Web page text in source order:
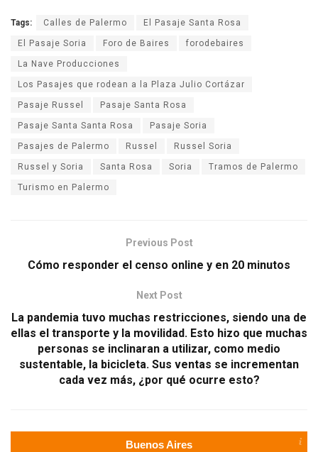
Tags: Calles de Palermo El Pasaje Santa Rosa
El Pasaje Soria Foro de Baires forodebaires
La Nave Producciones
Los Pasajes que rodean a la Plaza Julio Cortázar
Pasaje Russel Pasaje Santa Rosa
Pasaje Santa Santa Rosa Pasaje Soria
Pasajes de Palermo Russel Russel Soria
Russel y Soria Santa Rosa Soria Tramos de Palermo
Turismo en Palermo
Previous Post
Cómo responder el censo online y en 20 minutos
Next Post
La pandemia tuvo muchas restricciones, siendo una de
ellas el transporte y la movilidad. Esto hizo que muchas
personas se inclinaran a utilizar, como medio
sustentable, la bicicleta. Sus ventas se incrementan
cada vez más, ¿por qué ocurre esto?
Buenos Aires